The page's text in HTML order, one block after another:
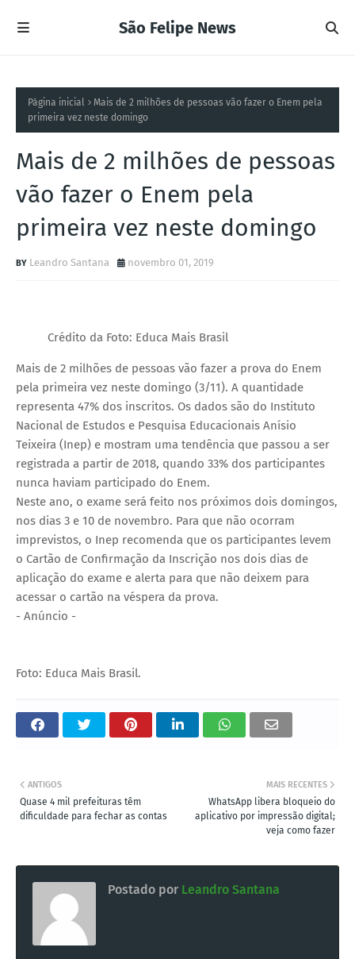
São Felipe News
Página inicial
Mais de 2 milhões de pessoas vão fazer o Enem pela
primeira vez neste domingo
Mais de 2 milhões de pessoas
vão fazer o Enem pela
primeira vez neste domingo
Leandro Santana novembro 01, 2019
Crédito da Foto: Educa Mais Brasil
Mais de 2 milhões de pessoas vão fazer a prova do Enem
pela primeira vez neste domingo (3/11). A quantidade
representa 47% dos inscritos. Os dados são do Instituto
Nacional de Estudos e Pesquisa Educacionais Anísio
Teixeira (Inep) e mostram uma tendência que passou a ser
registrada a partir de 2018, quando 33% dos participantes
nunca haviam participado do Enem.
Neste ano, o exame será feito nos próximos dois domingos,
nos dias 3 e 10 de novembro. Para que não ocorram
imprevistos, o Inep recomenda que os participantes levem
o Cartão de Confirmação da Inscrição nos dois dias de
aplicação do exame e alerta para que não deixem para
acessar o cartão na véspera da prova.
- Anúncio -
Foto: Educa Mais Brasil.
MAIS RECENTES
WhatsApp libera bloqueio do
aplicativo por impressão digital;
veja como fazer
ANTIGOS
Quase 4 mil prefeituras têm
dificuldade para fechar as contas
Postado por Leandro Santana